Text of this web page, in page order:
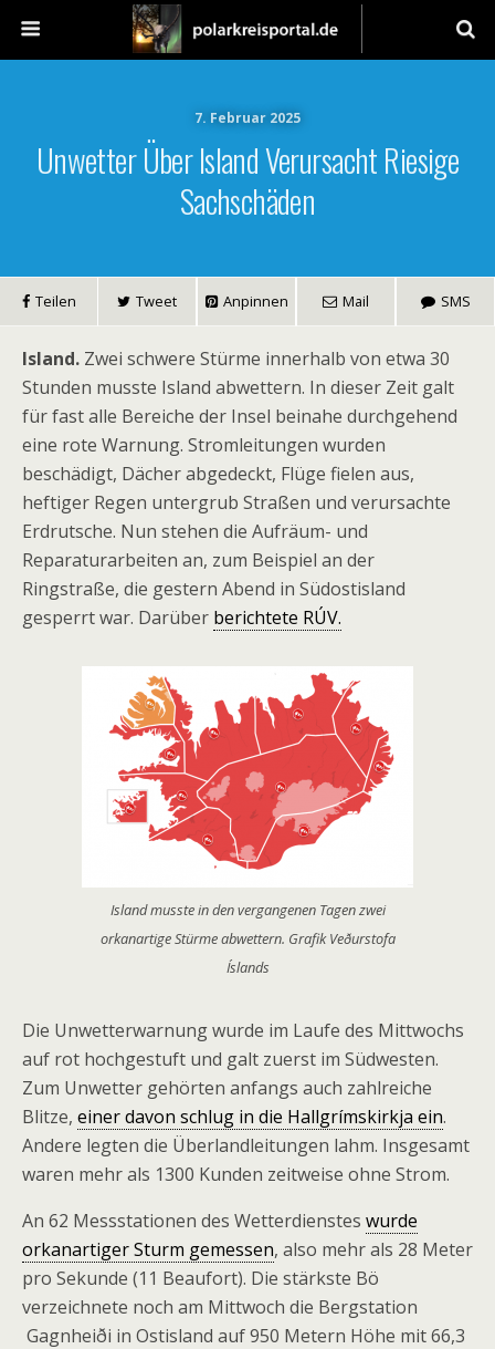
7. Februar 2025
Unwetter Über Island Verursacht Riesige
Sachschäden
Teilen Tweet Anpinnen Mail SMS
Island. Zwei schwere Stürme innerhalb von etwa 30
Stunden musste Island abwettern. In dieser Zeit galt
für fast alle Bereiche der Insel beinahe durchgehend
eine rote Warnung. Stromleitungen wurden
beschädigt, Dächer abgedeckt, Flüge fielen aus,
heftiger Regen untergrub Straßen und verursachte
Erdrutsche. Nun stehen die Aufräum- und
Reparaturarbeiten an, zum Beispiel an der
Ringstraße, die gestern Abend in Südostisland
gesperrt war. Darüber berichtete RÚV.
Island musste in den vergangenen Tagen zwei
orkanartige Stürme abwettern. Grafik Veðurstofa
Íslands
Die Unwetterwarnung wurde im Laufe des Mittwochs
auf rot hochgestuft und galt zuerst im Südwesten.
Zum Unwetter gehörten anfangs auch zahlreiche
Blitze, einer davon schlug in die Hallgrímskirkja ein.
Andere legten die Überlandleitungen lahm. Insgesamt
waren mehr als 1300 Kunden zeitweise ohne Strom.
An 62 Messstationen des Wetterdienstes wurde
orkanartiger Sturm gemessen, also mehr als 28 Meter
pro Sekunde (11 Beaufort). Die stärkste Bö
verzeichnete noch am Mittwoch die Bergstation
Gagnheiði in Ostisland auf 950 Metern Höhe mit 66,3